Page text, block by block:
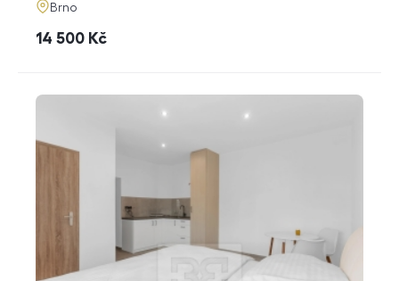
adresa
Brno
cena
14 500 Kč